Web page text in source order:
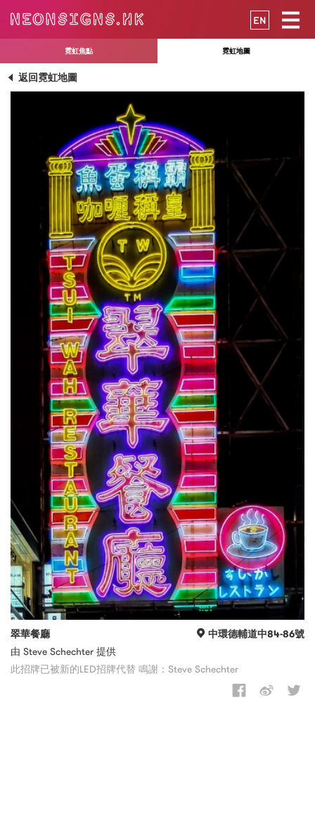
EN
霓虹焦點 霓虹地圖
返回霓虹地圖
翠華餐廳
中環德輔道中84-86號
由 Steve Schechter 提供
此招牌已被新的LED招牌代替 鳴謝：Steve Schechter